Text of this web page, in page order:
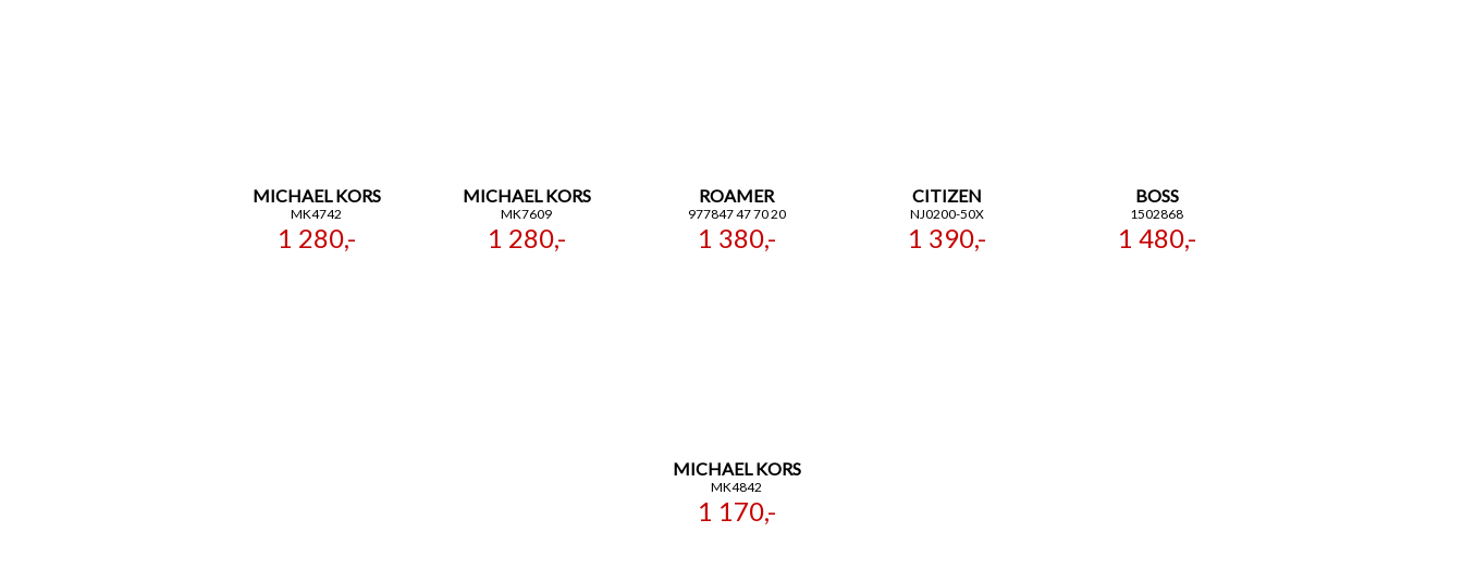
MICHAEL KORS
MK4742
1 280,-
MICHAEL KORS
MK7609
1 280,-
ROAMER
977847 47 70 20
1 380,-
CITIZEN
NJ0200-50X
1 390,-
BOSS
1502868
1 480,-
MICHAEL KORS
MK4842
1 170,-